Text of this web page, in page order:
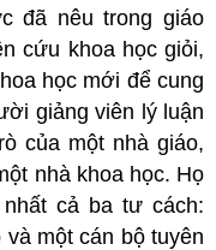
đã nêu trong giáo
cứu khoa học giỏi,
học mới để cung
giảng viên lý luận
của một nhà giáo,
nhà khoa học. Họ
cả ba tư cách:
một cán bộ tuyên